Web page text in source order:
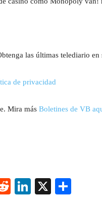
las últimas telediario
de privacidad
Mira más Boletines de VB
R
Li
X